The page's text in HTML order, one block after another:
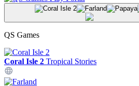
QS Games
Coral Isle 2 Tropical Stories